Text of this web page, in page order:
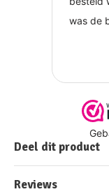
Deel dit product
Reviews